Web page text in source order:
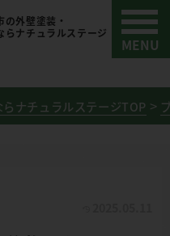
外壁塗装・
らナチュラルステージ
ナチュラルステージTOP